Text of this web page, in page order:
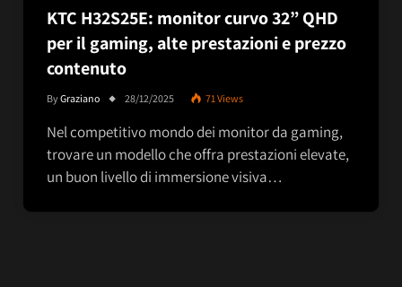
KTC H32S25E: monitor curvo 32” QHD
per il gaming, alte prestazioni e prezzo
contenuto
ByGraziano 28/12/2025 71 Views
Nel competitivo mondo dei monitor da gaming,
trovare un modello che offra prestazioni elevate,
un buon livello di immersione visiva…